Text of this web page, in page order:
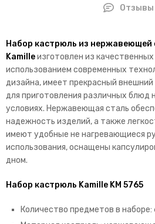
Набор кастрюль из нержавеющей
Kamilleизготовлен из
использованием современных
дизайна, имеет прекрасный
для приготовления различных блюд
условиях. Нержавеющая сталь
надежность изделий, а также
имеют удобные не нагревающиеся
использования, оснащены
дном.
Набор кастрюль Kamille KM 5765
Количество предметов в наборе: